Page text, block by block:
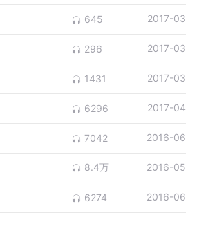
645 2017-03
296 2017-03
1431 2017-03
6296 2017-04
7042 2016-06
8.4万 2016-05
6274 2016-06